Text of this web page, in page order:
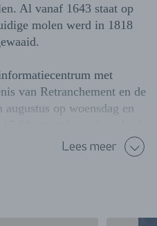
Al vanaf 1643 staat op
molen werd in 1818
met
van Retranchement en de
op woensdag en
molen te
Lees meer